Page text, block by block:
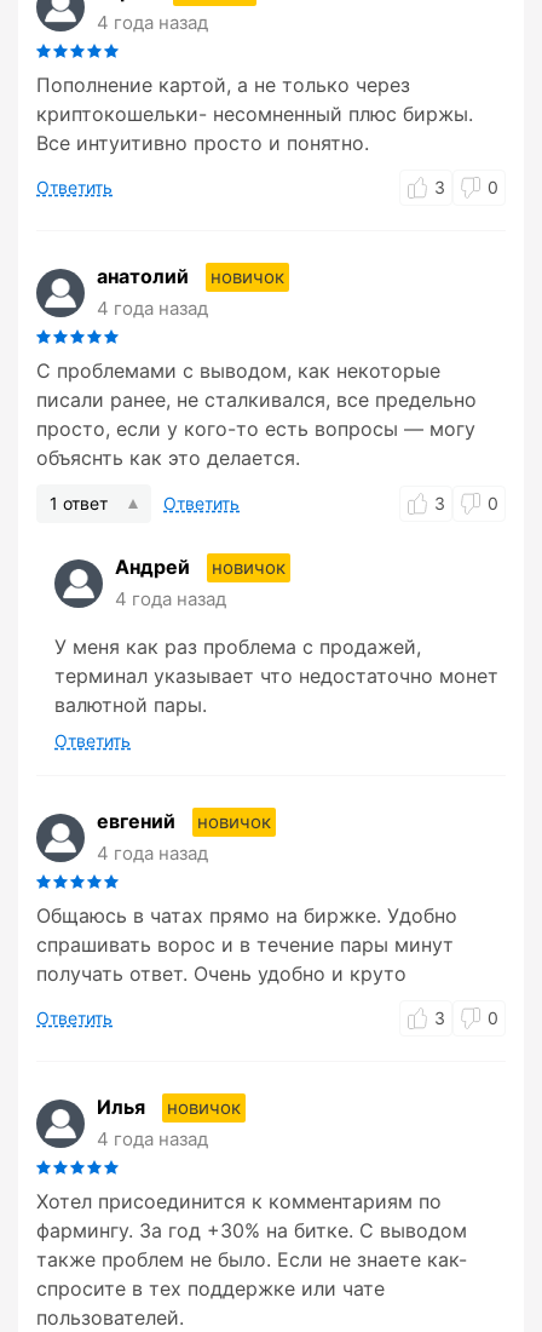
4 года назад
Пополнение картой, а не только через
криптокошельки- несомненный плюс биржы.
Все интуитивно просто и понятно.
Ответить 3 0
анатолий
новичок
4 года назад
С проблемами с выводом, как некоторые
писали ранее, не сталкивался, все предельно
просто, если у кого-то есть вопросы — могу
объяснть как это делается.
1 ответ Ответить 3 0
Андрей
новичок
4 года назад
У меня как раз проблема с продажей,
терминал указывает что недостаточно монет
валютной пары.
Ответить
евгений
новичок
4 года назад
Общаюсь в чатах прямо на биржке. Удобно
спрашивать ворос и в течение пары минут
получать ответ. Очень удобно и круто
Ответить 3 0
Илья
новичок
4 года назад
Хотел присоединится к комментариям по
фармингу. За год +30% на битке. С выводом
также проблем не было. Если не знаете как-
спросите в тех поддержке или чате
пользователей.